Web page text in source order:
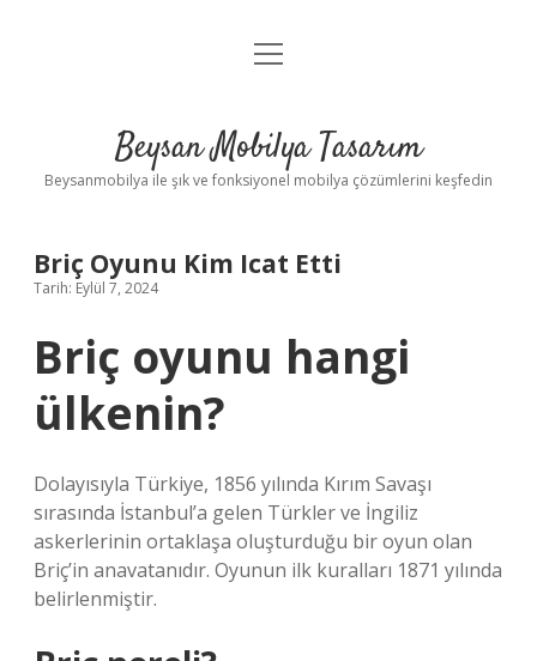
Anasayfa
Yasal Uyarı
menüyü
Beysan Mobilya Tasarım
Beysanmobilya ile şık ve fonksiyonel mobilya çözümlerini keşfedin
Briç Oyunu Kim Icat Etti
Tarih: Eylül 7, 2024
Briç oyunu hangi
ülkenin?
Dolayısıyla Türkiye, 1856 yılında Kırım Savaşı
sırasında İstanbul’a gelen Türkler ve İngiliz
askerlerinin ortaklaşa oluşturduğu bir oyun olan
Briç’in anavatanıdır. Oyunun ilk kuralları 1871 yılında
belirlenmiştir.